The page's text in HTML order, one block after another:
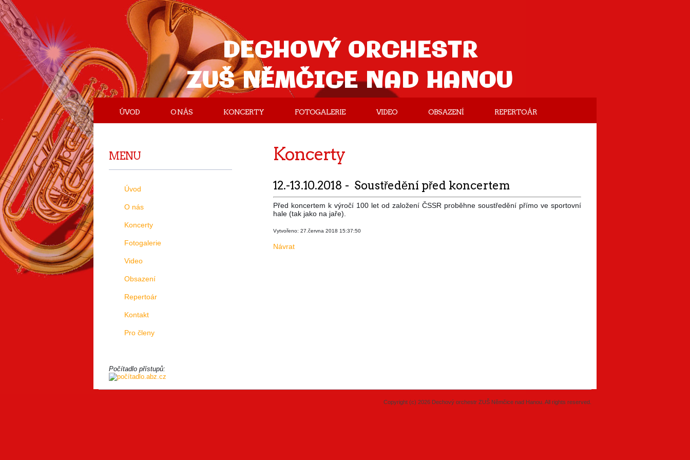
DECHOVÝ ORCHESTR
ZUŠ NĚMČICE NAD HANOU
ÚVOD O NÁS KONCERTY FOTOGALERIE VIDEO OBSAZENÍ REPERTOÁR
Koncerty
12.-13.10.2018 - Soustředění před koncertem
Před koncertem k výročí 100 let od založení ČSSR proběhne soustředění přímo ve sportovní
hale (tak jako na jaře).
Vytvořeno: 27.června 2018 15:37:50
Návrat
MENU
Úvod
O nás
Koncerty
Fotogalerie
Video
Obsazení
Repertoár
Kontakt
Pro členy
Počítadlo přístupů:
Copyright (c) 2026 Dechový orchestr ZUŠ Němčice nad Hanou. All rights reserved.